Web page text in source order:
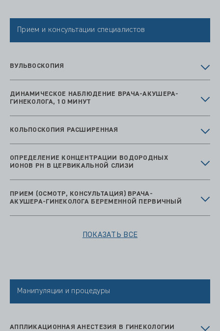
Прием и консультации специалистов
ВУЛЬВОСКОПИЯ
ДИНАМИЧЕСКОЕ НАБЛЮДЕНИЕ ВРАЧА-АКУШЕРА-
ГИНЕКОЛОГА, 10 МИНУТ
КОЛЬПОСКОПИЯ РАСШИРЕННАЯ
ОПРЕДЕЛЕНИЕ КОНЦЕНТРАЦИИ ВОДОРОДНЫХ
ИОНОВ PH В ЦЕРВИКАЛЬНОЙ СЛИЗИ
ПРИЕМ (ОСМОТР, КОНСУЛЬТАЦИЯ) ВРАЧА-
АКУШЕРА-ГИНЕКОЛОГА БЕРЕМЕННОЙ ПЕРВИЧНЫЙ
ПОКАЗАТЬ ВСЕ
Манипуляции и процедуры
АППЛИКАЦИОННАЯ АНЕСТЕЗИЯ В ГИНЕКОЛОГИИ